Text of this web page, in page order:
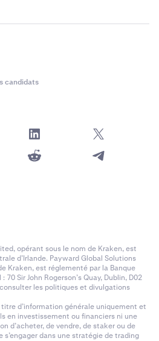
candidats
opérant sous le nom de Kraken, est
d’Irlande. Payward Global Solutions
Kraken, est réglementé par la Banque
70 Sir John Rogerson’s Quay, Dublin, D02
les politiques et divulgations
d’information générale uniquement et
en investissement ou financiers ni une
d’acheter, de vendre, de staker ou de
dans une stratégie de trading